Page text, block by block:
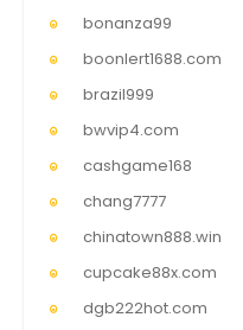
bonanza99
boonlert1688.com
brazil999
bwvip4.com
cashgame168
chang7777
chinatown888.win
cupcake88x.com
dgb222hot.com